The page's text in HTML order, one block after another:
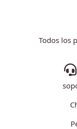
Todos los